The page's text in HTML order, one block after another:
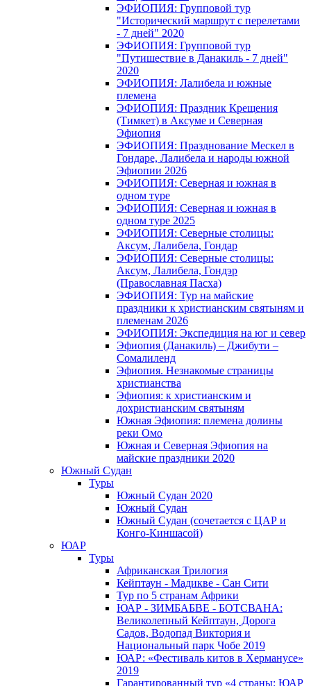
ЭФИОПИЯ: Групповой тур
"Исторический маршрут с перелетами
- 7 дней" 2020
ЭФИОПИЯ: Групповой тур
"Путишествие в Данакиль - 7 дней"
2020
ЭФИОПИЯ: Лалибела и южные
племена
ЭФИОПИЯ: Праздник Крещения
(Тимкет) в Аксуме и Северная
Эфиопия
ЭФИОПИЯ: Празднование Мескел в
Гондаре, Лалибела и народы южной
Эфиопии 2026
ЭФИОПИЯ: Северная и южная в
одном туре
ЭФИОПИЯ: Северная и южная в
одном туре 2025
ЭФИОПИЯ: Северные столицы:
Аксум, Лалибела, Гондар
ЭФИОПИЯ: Северные столицы:
Аксум, Лалибела, Гондэр
(Православная Пасха)
ЭФИОПИЯ: Тур на майские
праздники к христианским святыням и
племенам 2026
ЭФИОПИЯ: Экспедиция на юг и север
Эфиопия (Данакиль) – Джибути –
Cомалиленд
Эфиопия. Незнакомые страницы
христианства
Эфиопия: к христианским и
дохристианским святыням
Южная Эфиопия: племена долины
реки Омо
Южная и Северная Эфиопия на
майские праздники 2020
Южный Судан
Туры
Южный Cудан 2020
Южный Cудан
Южный Судан (сочетается с ЦАР и
Конго-Киншасой)
ЮАР
Туры
Африканская Трилогия
Кейптаун - Мадикве - Сан Сити
Тур по 5 странам Африки
ЮАР - ЗИМБАБВЕ - БОТСВАНА:
Великолепный Кейптаун, Дорога
Садов, Водопад Виктория и
Национальный парк Чобе 2019
ЮАР: «Фестиваль китов в Херманусе»
2019
Гарантированный тур «4 страны: ЮАР